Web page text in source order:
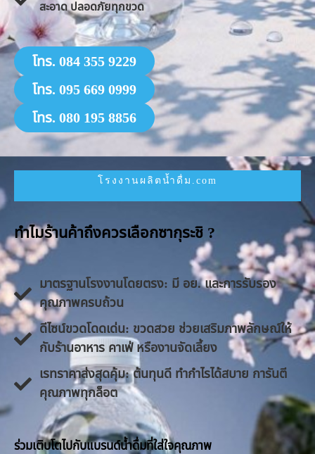
สะอาด ปลอดภัยทุกขวด
โทร. 084 355 9229
โทร. 095 669 0999
โทร. 080 195 8856
โรงงานผลิตน้ำดื่ม.com
ทำไมร้านค้าถึงควรเลือกซากุระชิ ?
มาตรฐานโรงงานโดยตรง: มี อย. และการรับรอง
คุณภาพครบถ้วน
ดีไซน์ขวดโดดเด่น: ขวดสวย ช่วยเสริมภาพลักษณ์ให้
กับร้านอาหาร คาเฟ่ หรืองานจัดเลี้ยง
​เรทราคาส่งสุดคุ้ม: ต้นทุนดี ทำกำไรได้สบาย การันตี
คุณภาพทุกล็อต
​ร่วมเติบโตไปกับแบรนด์น้ำดื่มที่ใส่ใจคุณภาพ